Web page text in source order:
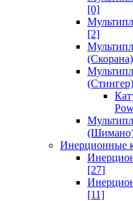
[0]
[2]
(Скорана)
(Стингер)
Инерционные
[27]
[11]